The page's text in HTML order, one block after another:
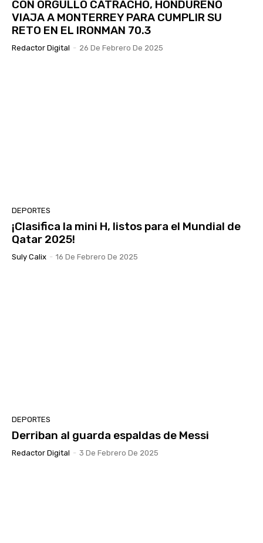
CON ORGULLO CATRACHO, HONDUREÑO
VIAJA A MONTERREY PARA CUMPLIR SU
RETO EN EL IRONMAN 70.3
Redactor Digital - 26 De Febrero De 2025
DEPORTES
¡Clasifica la mini H, listos para el Mundial de
Qatar 2025!
Suly Calix - 16 De Febrero De 2025
DEPORTES
Derriban al guarda espaldas de Messi
Redactor Digital - 3 De Febrero De 2025